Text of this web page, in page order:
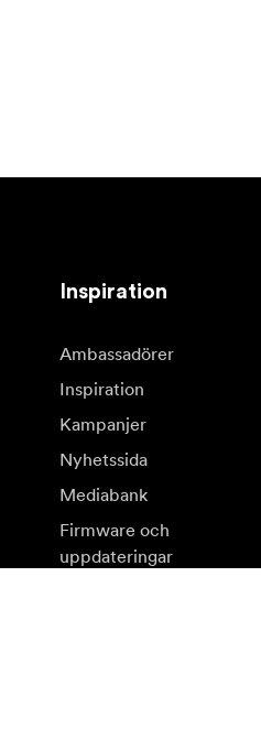
Inspiration
Ambassadörer
Inspiration
Kampanjer
Nyhetssida
Mediabank
Firmware och
uppdateringar